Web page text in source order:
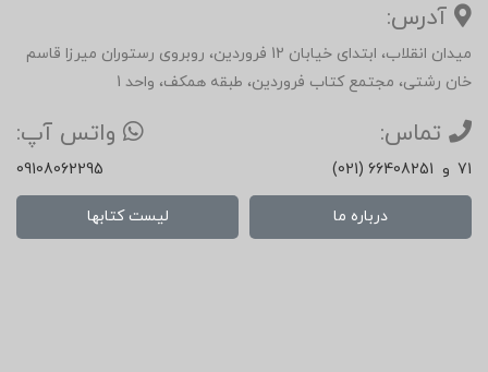
آدرس:
میدان انقلاب، ابتدای خیابان 12 فروردین، روبروی رستوران میرزا قاسم
خان رشتی، مجتمع کتاب فروردین، طبقه همکف، واحد 1
تماس:
(021) 66408251 و 71
واتس آپ:
09108062295
درباره ما لیست کتابها